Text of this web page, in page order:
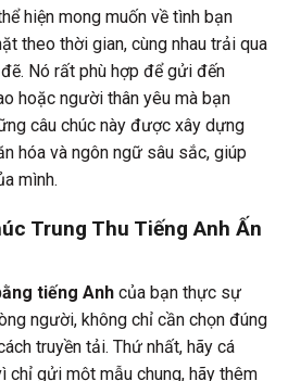
hiện mong muốn về tình bạn
theo thời gian, cùng nhau trải qua
Nó rất phù hợp để gửi đến
hoặc người thân yêu mà bạn
câu chúc này được xây dựng
hóa và ngôn ngữ sâu sắc, giúp
mình.
Trung Thu Tiếng Anh Ấn
tiếng Anh của bạn thực sự
người, không chỉ cần chọn đúng
truyền tải. Thứ nhất, hãy cá
chỉ gửi một mẫu chung, hãy thêm